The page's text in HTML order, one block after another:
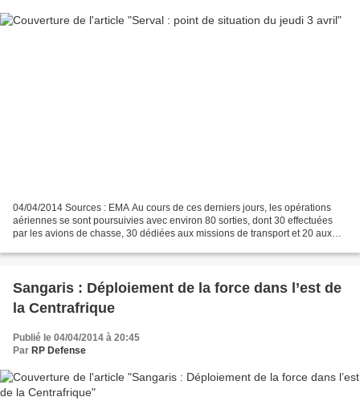
04/04/2014 Sources : EMA Au cours de ces derniers jours, les opérations
aériennes se sont poursuivies avec environ 80 sorties, dont 30 effectuées
par les avions de chasse, 30 dédiées aux missions de transport et 20 aux
Sangaris : Déploiement de la force dans l’est de
la Centrafrique
Publié le 04/04/2014 à 20:45
Par RP Defense